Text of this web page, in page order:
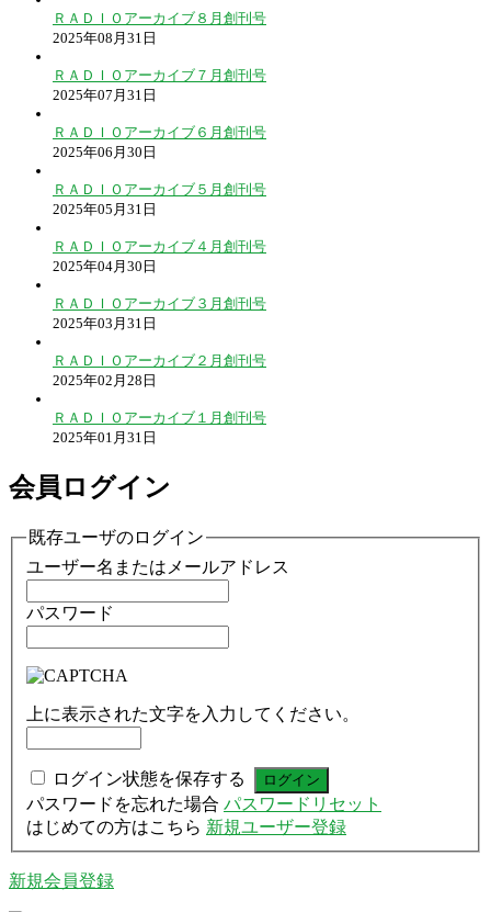
ＲＡＤＩＯアーカイブ８月創刊号
2025年08月31日
ＲＡＤＩＯアーカイブ７月創刊号
2025年07月31日
ＲＡＤＩＯアーカイブ６月創刊号
2025年06月30日
ＲＡＤＩＯアーカイブ５月創刊号
2025年05月31日
ＲＡＤＩＯアーカイブ４月創刊号
2025年04月30日
ＲＡＤＩＯアーカイブ３月創刊号
2025年03月31日
ＲＡＤＩＯアーカイブ２月創刊号
2025年02月28日
ＲＡＤＩＯアーカイブ１月創刊号
2025年01月31日
会員ログイン
既存ユーザのログイン
ユーザー名またはメールアドレス
パスワード
上に表示された文字を入力してください。
ログイン状態を保存する
パスワードを忘れた場合 パスワードリセット
はじめての方はこちら 新規ユーザー登録
新規会員登録